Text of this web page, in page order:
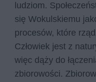
ludziom.
się Wokulskiemu
procesów, które
Człowiek jest z
więc dąży do
zbiorowości.